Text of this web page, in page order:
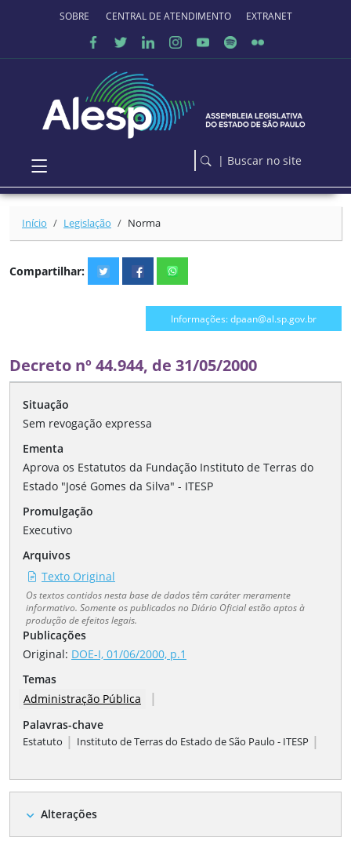
Ir para o conteúdo principal
SOBRE O PORTALCENTRAL DE ATENDIMENTO EXTRANET
| Buscar no site
Início Legislação Norma
Compartilhar:
Informações: dpaan@al.sp.gov.br
Decreto nº 44.944, de 31/05/2000
Situação
Sem revogação expressa
Ementa
Aprova os Estatutos da Fundação Instituto de Terras do
Estado "José Gomes da Silva" - ITESP
Promulgação
Executivo
Arquivos
Texto Original
Os textos contidos nesta base de dados têm caráter meramente
informativo. Somente os publicados no Diário Oficial estão aptos à
produção de efeitos legais.
Publicações
Original: DOE-I, 01/06/2000, p.1
Temas
Administração Pública
|
Palavras-chave
Estatuto | Instituto de Terras do Estado de São Paulo - ITESP |
expand_more Alterações